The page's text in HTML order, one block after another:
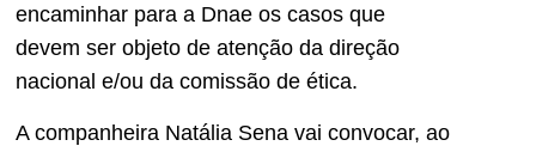
encaminhar para a Dnae os casos que
devem ser objeto de atenção da direção
nacional e/ou da comissão de ética.
A companheira Natália Sena vai convocar, ao